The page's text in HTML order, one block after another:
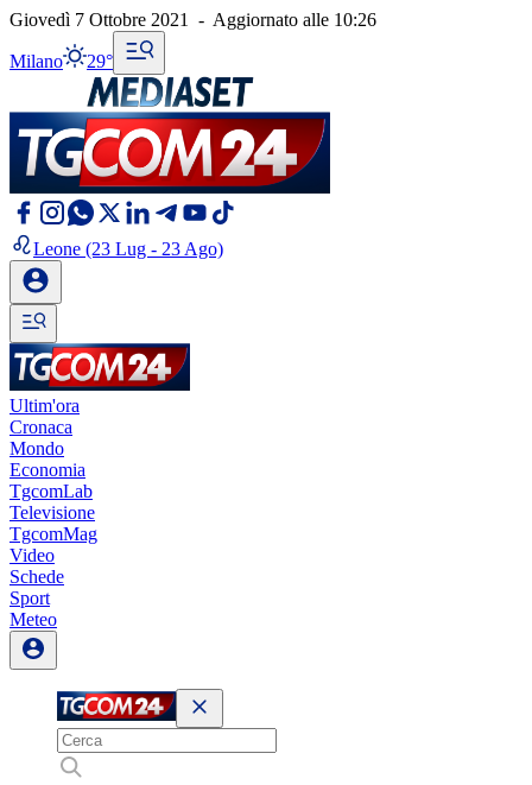
Giovedì 7 Ottobre 2021 - Aggiornato alle 10:26
Milano 29°
Leone (23 Lug - 23 Ago)
Ultim'ora
Cronaca
Mondo
Economia
TgcomLab
Televisione
TgcomMag
Video
Schede
Sport
Meteo